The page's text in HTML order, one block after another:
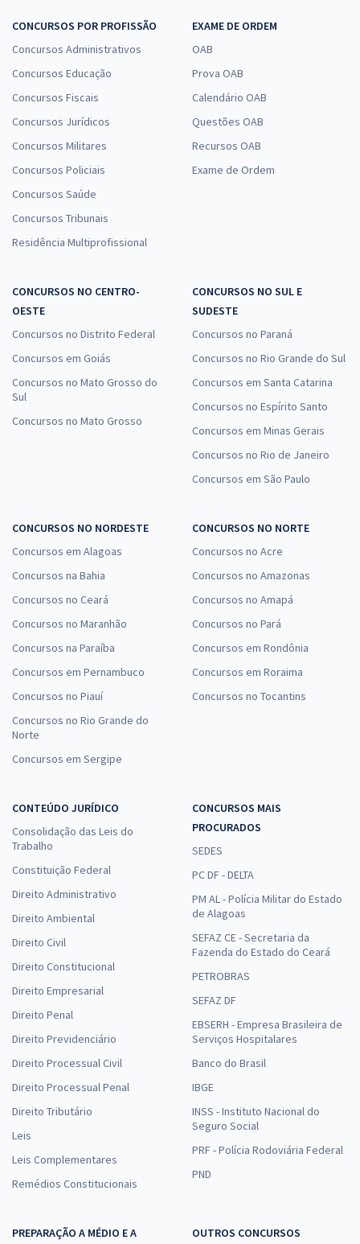
CONCURSOS POR PROFISSÃO
Concursos Administrativos
Concursos Educação
Concursos Fiscais
Concursos Jurídicos
Concursos Militares
Concursos Policiais
Concursos Saúde
Concursos Tribunais
Residência Multiprofissional
EXAME DE ORDEM
OAB
Prova OAB
Calendário OAB
Questões OAB
Recursos OAB
Exame de Ordem
CONCURSOS NO CENTRO-
OESTE
Concursos no Distrito Federal
Concursos em Goiás
Concursos no Mato Grosso do
Sul
Concursos no Mato Grosso
CONCURSOS NO SUL E
SUDESTE
Concursos no Paraná
Concursos no Rio Grande do Sul
Concursos em Santa Catarina
Concursos no Espírito Santo
Concursos em Minas Gerais
Concursos no Rio de Janeiro
Concursos em São Paulo
CONCURSOS NO NORDESTE
Concursos em Alagoas
Concursos na Bahia
Concursos no Ceará
Concursos no Maranhão
Concursos na Paraíba
Concursos em Pernambuco
Concursos no Piauí
Concursos no Rio Grande do
Norte
Concursos em Sergipe
CONCURSOS NO NORTE
Concursos no Acre
Concursos no Amazonas
Concursos no Amapá
Concursos no Pará
Concursos em Rondônia
Concursos em Roraima
Concursos no Tocantins
CONTEÚDO JURÍDICO
Consolidação das Leis do
Trabalho
Constituição Federal
Direito Administrativo
Direito Ambiental
Direito Civil
Direito Constitucional
Direito Empresarial
Direito Penal
Direito Previdenciário
Direito Processual Civil
Direito Processual Penal
Direito Tributário
Leis
Leis Complementares
Remédios Constitucionais
CONCURSOS MAIS
PROCURADOS
SEDES
PC DF - DELTA
PM AL - Polícia Militar do Estado
de Alagoas
SEFAZ CE - Secretaria da
Fazenda do Estado do Ceará
PETROBRAS
SEFAZ DF
EBSERH - Empresa Brasileira de
Serviços Hospitalares
Banco do Brasil
IBGE
INSS - Instituto Nacional do
Seguro Social
PRF - Polícia Rodoviária Federal
PND
PREPARAÇÃO A MÉDIO E A
OUTROS CONCURSOS